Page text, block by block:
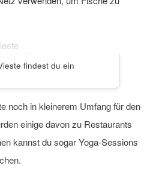
findest du ein
noch in kleinerem Umfang für den
einige davon zu Restaurants
kannst du sogar Yoga-Sessions